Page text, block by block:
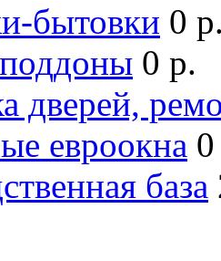
бытовки 0
0 р.
дверей,
евроокна
база